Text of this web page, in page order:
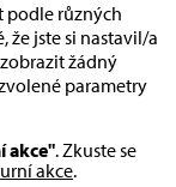
podle různých
že jste si nastavil/a
žádný
parametry
akce". Zkuste se
akce.